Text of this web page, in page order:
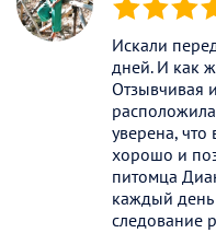
(*) (*) (*)
Искали
дней. И как
Отзывчивая
уверена, что
хорошо и
питомца
каждый день
следование